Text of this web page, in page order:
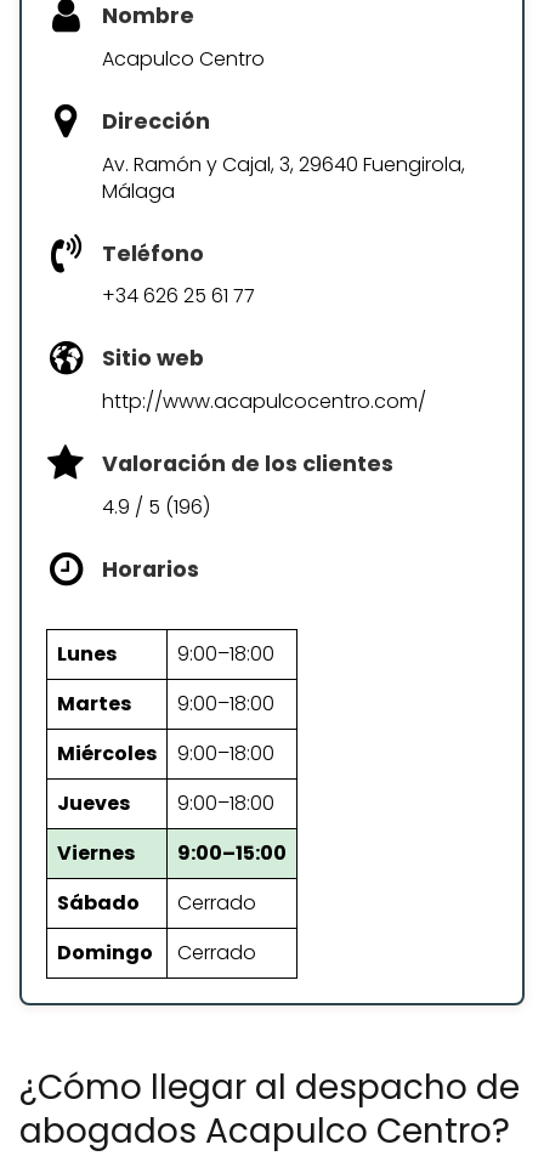
Nombre
Acapulco Centro
Dirección
Av. Ramón y Cajal, 3, 29640 Fuengirola,
Málaga
Teléfono
+34 626 25 61 77
Sitio web
http://www.acapulcocentro.com/
Valoración de los clientes
4.9 / 5 (196)
Horarios
Lunes
9:00–18:00
Martes
9:00–18:00
Miércoles
9:00–18:00
Jueves
9:00–18:00
Viernes
9:00–15:00
Sábado
Cerrado
Domingo
Cerrado
¿Cómo llegar al despacho de
abogados Acapulco Centro?